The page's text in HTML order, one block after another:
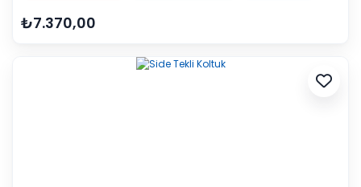
₺7.370,00